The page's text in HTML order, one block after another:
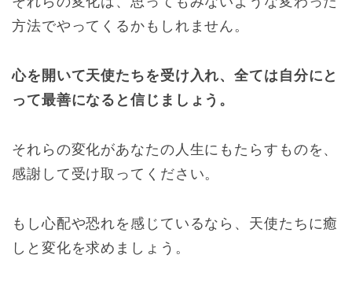
方法でやってくるかもしれません。
心を開いて天使たちを受け入れ、全ては自分にと
って最善になると信じましょう。
それらの変化があなたの人生にもたらすものを、
感謝して受け取ってください。
もし心配や恐れを感じているなら、天使たちに癒
しと変化を求めましょう。